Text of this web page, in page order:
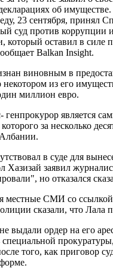
об
23 сентября, принял
суд против коррупции
который оставил в силе
Balkan Insight.
виновным в
некотором из его
миллион евро.
генпрокурор является
за несколько
в суде для
Хазизай заявил
но отказался
местные СМИ со
сказали, что Лала
выдали ордер на его
специальной
того, как приговор